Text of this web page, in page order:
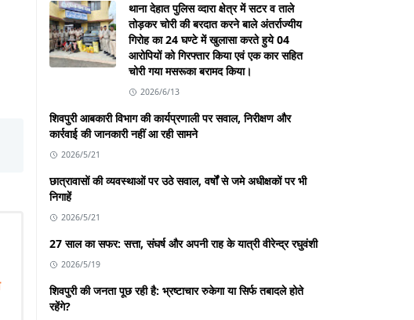
थाना देहात पुलिस व्दारा क्षेत्र में सटर व ताले
तोड़कर चोरी की बरदात करने बाले अंतर्राज्यीय
गिरोह का 24 घण्टे में खुलासा करते हुये 04
आरोपियों को गिरफ्तार किया एवं एक कार सहित
चोरी गया मसरूका बरामद किया।
2026/6/13
शिवपुरी आबकारी विभाग की कार्यप्रणाली पर सवाल, निरीक्षण और
कार्रवाई की जानकारी नहीं आ रही सामने
2026/5/21
छात्रावासों की व्यवस्थाओं पर उठे सवाल, वर्षों से जमे अधीक्षकों पर भी
निगाहें
2026/5/21
27 साल का सफर: सत्ता, संघर्ष और अपनी राह के यात्री वीरेन्द्र रघुवंशी
2026/5/19
शिवपुरी की जनता पूछ रही है: भ्रष्टाचार रुकेगा या सिर्फ तबादले होते
रहेंगे?